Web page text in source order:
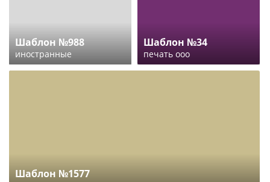
Шаблон №988
иностранные
Шаблон №34
печать ооо
Шаблон №1577